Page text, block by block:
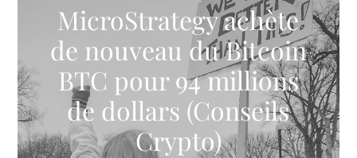
MicroStrategy achète
de nouveau du Bitcoin
BTC pour 94 millions
de dollars (Conseils
Crypto)